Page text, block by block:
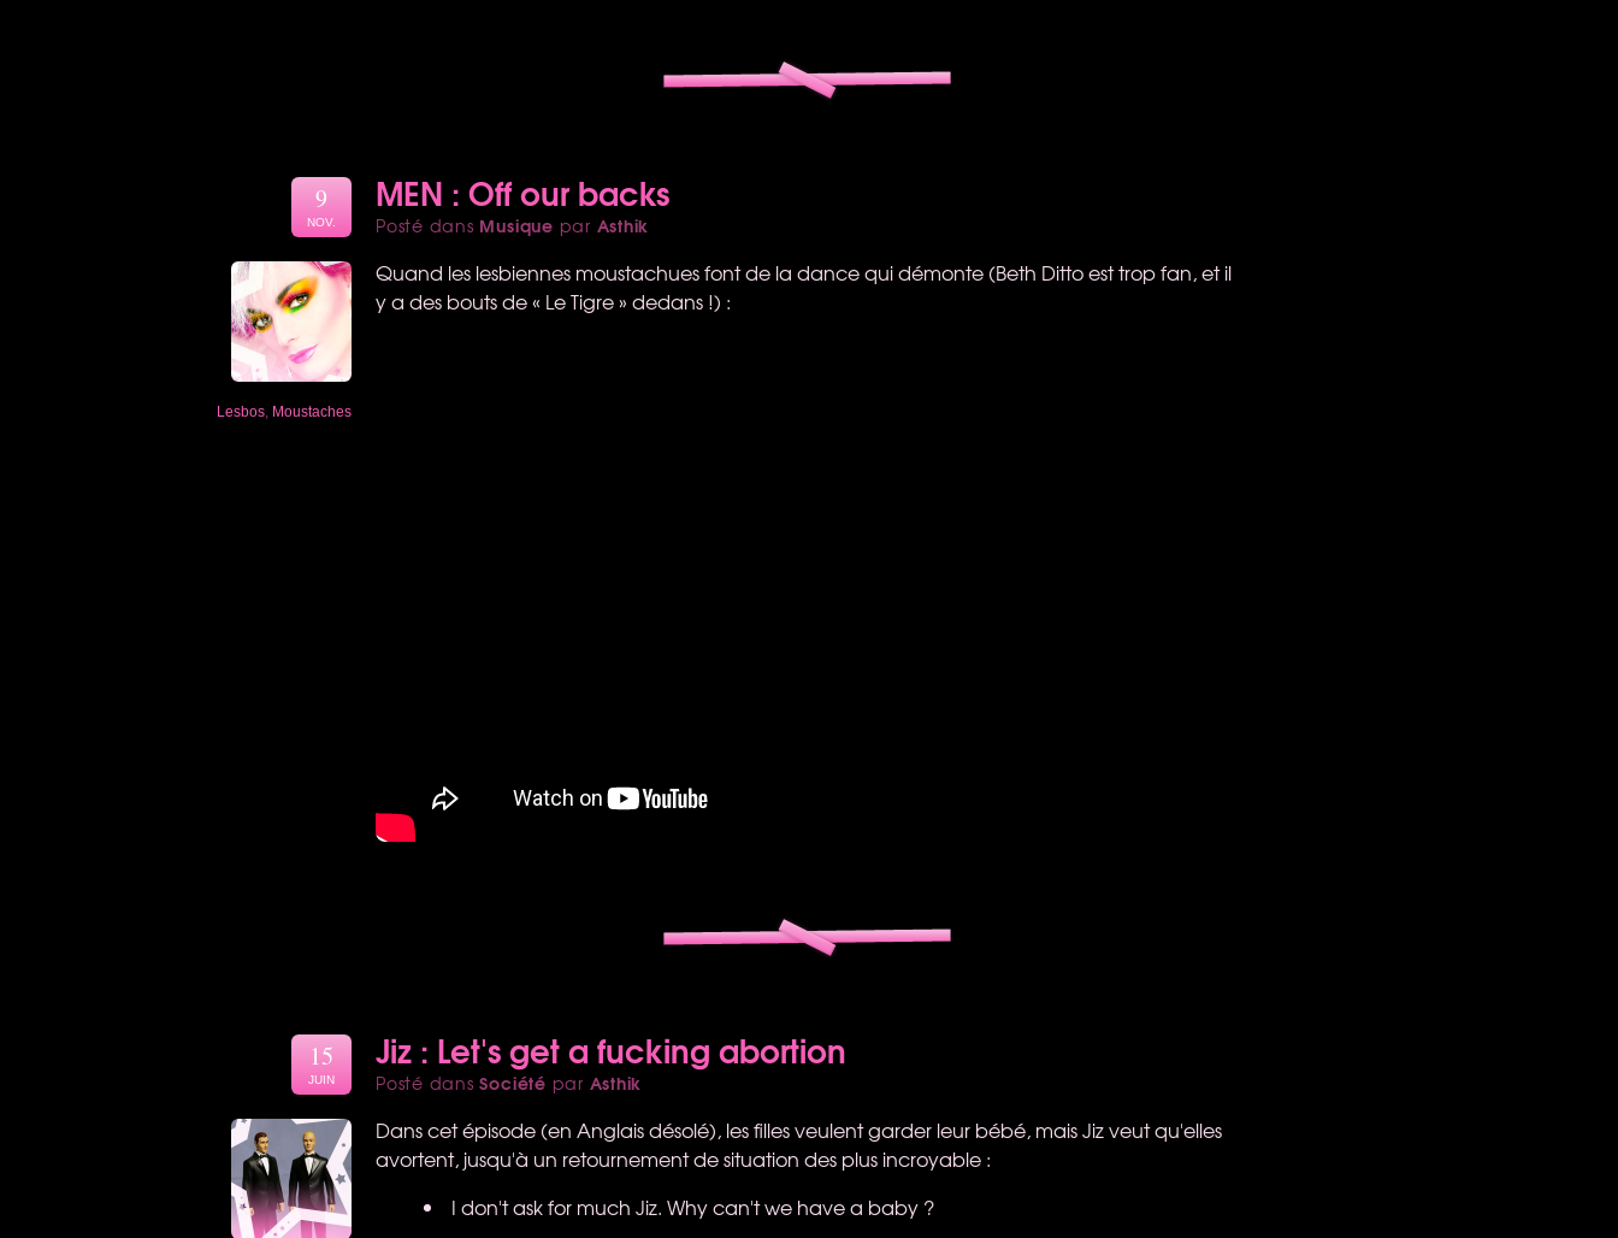
MEN : Off our backs
Posté dans Musique par Asthik
9
NOV.
Lesbos Moustaches
Quand les lesbiennes moustachues font de la dance qui démonte (Beth Ditto est trop fan, et il
y a des bouts de « Le Tigre » dedans !) :
Jiz : Let's get a fucking abortion
Posté dansSociété par Asthik
15
JUIN
Dans cet épisode (en Anglais désolé), les filles veulent garder leur bébé, mais Jiz veut qu'elles
avortent, jusqu'à un retournement de situation des plus incroyable :
I don't ask for much Jiz. Why can't we have a baby ?